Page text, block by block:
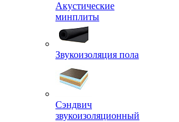
Акустические
минплиты
Звукоизоляция пола
Сэндвич
звукоизоляционный